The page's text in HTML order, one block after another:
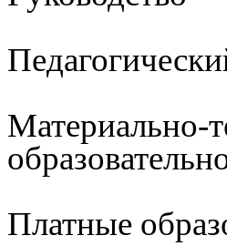
Материально-
Платные